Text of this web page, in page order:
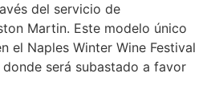
del servicio de
Martin. Este modelo único
el Naples Winter Wine Festival
será subastado a favor